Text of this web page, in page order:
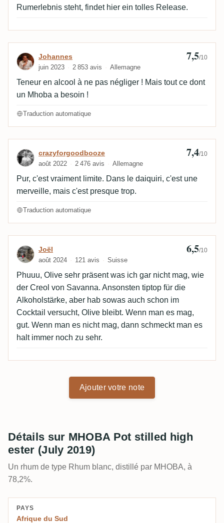
Rumerlebnis steht, findet hier ein tolles Release.
Avis de Johannes
Johannes
juin 2023 2 853 avis Allemagne
7,5/10
Teneur en alcool à ne pas négliger ! Mais tout ce dont
un Mhoba a besoin !
Traduction automatique
Avis de crazyforgoodbooze
crazyforgoodbooze
août 2022 2 476 avis Allemagne
7,4/10
Pur, c'est vraiment limite. Dans le daiquiri, c'est une
merveille, mais c'est presque trop.
Traduction automatique
Avis de Joël
Joël
août 2024 121 avis Suisse
6,5/10
Phuuu, Olive sehr präsent was ich gar nicht mag, wie
der Creol von Savanna. Ansonsten tiptop für die
Alkoholstärke, aber hab sowas auch schon im
Cocktail versucht, Olive bleibt. Wenn man es mag,
gut. Wenn man es nicht mag, dann schmeckt man es
halt immer noch zu sehr.
Ajouter votre note
Détails sur MHOBA Pot stilled high
ester (July 2019)
Un rhum de type Rhum blanc, distillé par MHOBA, à
78,2%.
PAYS
Afrique du Sud